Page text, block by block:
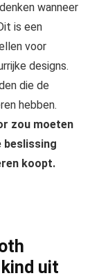
wanneer
is een
voor
designs.
die de
hebben.
zou moeten
beslissing
koopt.
uit